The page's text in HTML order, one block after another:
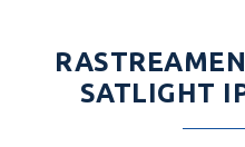
SATLIGHT